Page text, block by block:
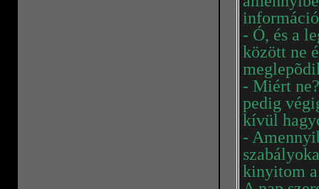
- Ó, és a
között ne
- Miért
pedig
kívül
-
kinyitom